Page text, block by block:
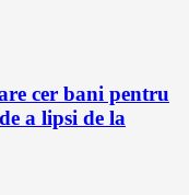
cer bani pentru
a lipsi de la